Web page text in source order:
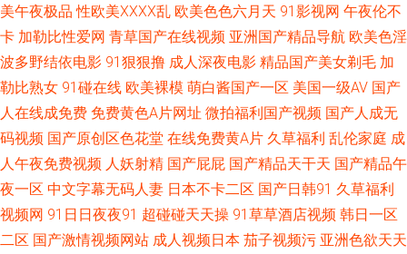
青青草 午夜剧场福利院 www五月天 福利社老司机91 日本国产片区 日韩专
区一二 91经典三级 操人妻av 白丝黄91 欧美性爱va专区 四虎黄一级片 伊人
久久黑料 91网红在线视频 成人电影青青草 含羞草电影天堂 久久人人妻 欧美
性变态网 日韩精品三级 五月大香蕉网站 伊人精品视频 97激情理论 大香蕉福
利 黑丝麻豆91 欧美肏屄视频 日韩性爱AⅤ 亚洲黄色小说网 91网站 操逼问址
美午夜极品 性欧美ⅩⅩⅩⅩ乱 欧美色色六月天 91影视网 午夜伦不
卡 加勒比性爱网 青草国产在线视频 亚洲国产精品导航 欧美色淫
波多野结依电影 91狠狠撸 成人深夜电影 精品国产美女剃毛 加
勒比熟女 91碰在线 欧美裸模 萌白酱国产一区 美国一级AV 国产
人在线成免费 免费黄色A片网址 微拍福利国产视频 国产人成无
码视频 国产原创区色花堂 在线免费黄A片 久草福利 乱伦家庭 成
人午夜免费视频 人妖射精 国产屁屁 国产精品天干天 国产精品午
夜一区 中文字幕无码人妻 日本不卡二区 国产日韩91 久草福利
视频网 91日日夜夜91 超碰碰天天操 91草草酒店视频 韩日一区
二区 国产激情视频网站 成人视频日本 茄子视频污 亚洲色欲天天